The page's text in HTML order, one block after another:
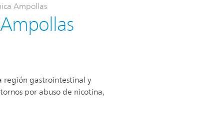
Ampollas
región gastrointestinal y
por abuso de nicotina,